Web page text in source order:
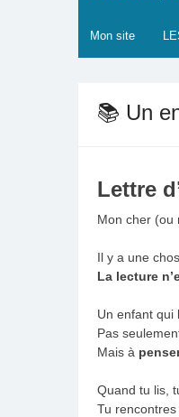
Mon site
📚 Un
Lettre
Mon cher (ou
Il y a une
La lecture
Un enfant qui
Pas
Mais à
Quand tu lis,
Tu